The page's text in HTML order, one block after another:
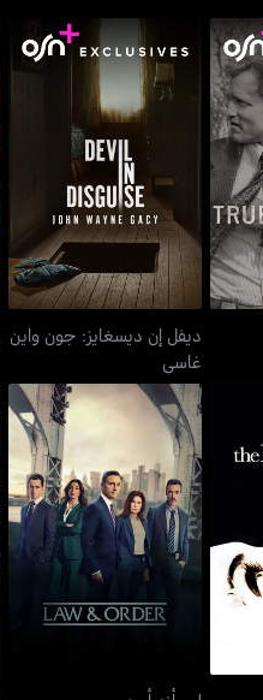
ديفل إن ديسغايز: جون
واين غاسي
ديفل إن ديسغايز: جون واين
غاسي
لوو أند أوردر